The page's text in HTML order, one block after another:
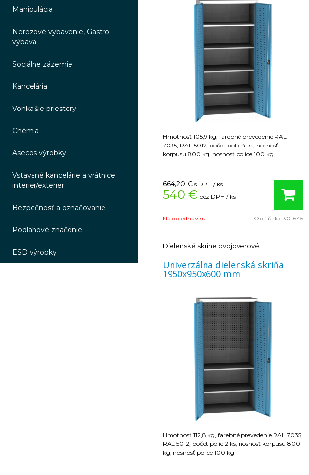
Manipulácia
Nerezové vybavenie, Gastro
výbava
Sociálne zázemie
Kancelária
Vonkajšie priestory
Chémia
Asecos výrobky
Vstavané kancelárie a vrátnice
interiér/exteriér
Bezpečnosť a označovanie
Podlahové značenie
ESD výrobky
Hmotnosť 105,9 kg, farebné prevedenie RAL
7035, RAL 5012, počet políc 4 ks, nosnosť
korpusu 800 kg, nosnosť police 100 kg
664,20 € s DPH / ks
540 € bez DPH / ks
Na objednávku Obj. čislo: 301645
Dielenské skrine dvojdverové
Univerzálna dielenská skriňa
1950x950x600 mm
Hmotnosť 112,8 kg, farebné prevedenie RAL 7035,
RAL 5012, počet políc 2 ks, nosnosť korpusu 800
kg, nosnosť police 100 kg